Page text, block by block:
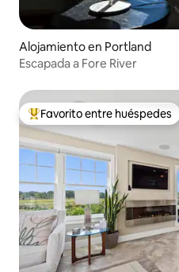
Alojamiento en Portland
Escapada a Fore River
Favorito entre huéspedes
Favorito entre huéspedes